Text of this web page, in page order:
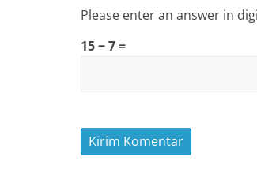
Please enter an answer in
15 − 7 =